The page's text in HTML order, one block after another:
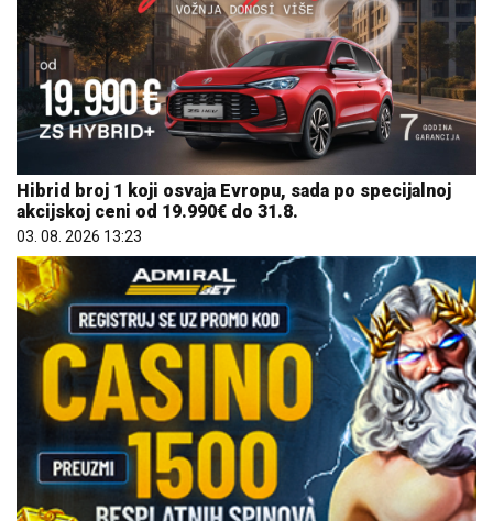
Hibrid broj 1 koji osvaja Evropu, sada po specijalnoj
akcijskoj ceni od 19.990€ do 31.8.
03. 08. 2026 13:23